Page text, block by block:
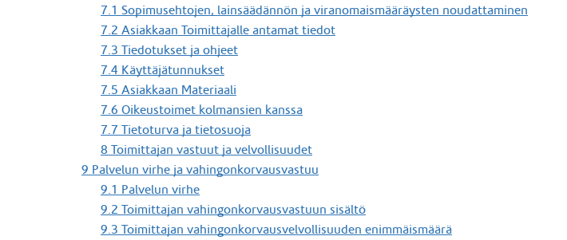
7.1 Sopimusehtojen, lainsäädännön ja viranomaismääräysten noudattaminen
7.2 Asiakkaan Toimittajalle antamat tiedot
7.3 Tiedotukset ja ohjeet
7.4 Käyttäjätunnukset
7.5 Asiakkaan Materiaali
7.6 Oikeustoimet kolmansien kanssa
7.7 Tietoturva ja tietosuoja
8 Toimittajan vastuut ja velvollisuudet
9 Palvelun virhe ja vahingonkorvausvastuu
9.1 Palvelun virhe
9.2 Toimittajan vahingonkorvausvastuun sisältö
9.3 Toimittajan vahingonkorvausvelvollisuuden enimmäismäärä